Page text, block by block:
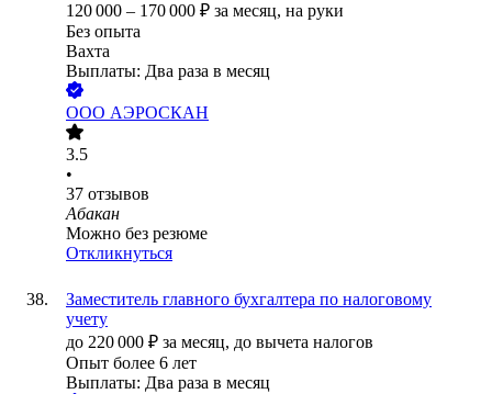
120 000 – 170 000 ₽ за месяц, на руки
Без опыта
Вахта
Выплаты: Два раза в месяц
ООО АЭРОСКАН
3.5
•
37 отзывов
Абакан
Можно без резюме
Откликнуться
Заместитель главного бухгалтера по налоговому
учету
до 220 000 ₽ за месяц, до вычета налогов
Опыт более 6 лет
Выплаты: Два раза в месяц